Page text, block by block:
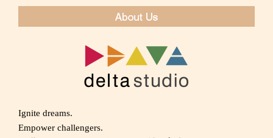
ン
Ignite dreams.
Empower challengers.